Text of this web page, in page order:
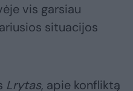
vis garsiau
situacijos
Lrytas, apie konfliktą